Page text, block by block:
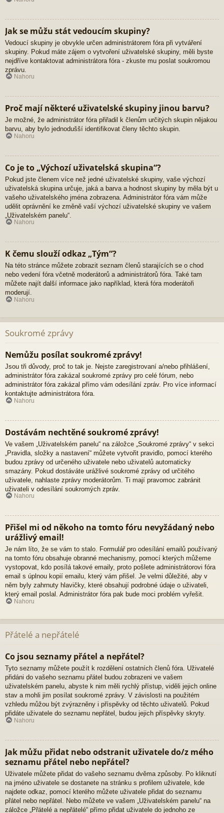
Jak se můžu stát vedoucím skupiny?
Vedoucí skupiny je obvykle určen administrátorem fóra při vytváření
skupiny. Pokud máte zájem o vytvoření uživatelské skupiny, měli byste
nejdříve kontaktovat administrátora fóra - zkuste mu poslat soukromou
zprávu.
Nahoru
Proč mají některé uživatelské skupiny jinou barvu?
Je možné, že administrátor fóra přiřadil k členům určitých skupin nějakou
barvu, aby bylo jednodušší identifikovat členy těchto skupin.
Nahoru
Co je to „Výchozí uživatelská skupina“?
Pokud jste členem více než jedné uživatelské skupiny, vaše výchozí
uživatelská skupina určuje, jaká a barva a hodnost skupiny by měla být u
vašeho uživatelského jména zobrazena. Administrátor fóra vám může
udělit oprávnění ke změně vaší výchozí uživatelské skupiny ve vašem
„Uživatelském panelu“.
Nahoru
K čemu slouží odkaz „Tým“?
Na této stránce můžete zobrazit seznam členů starajících se o chod
nebo vedení fóra včetně moderátorů a administrátorů fóra. Také tam
můžete najít další informace jako například, která fóra moderátoři
moderují.
Nahoru
Soukromé zprávy
Nemůžu posílat soukromé zprávy!
Jsou tři důvody, proč to tak je. Nejste zaregistrovaní a/nebo přihlášení,
administrátor fóra zakázal soukromé zprávy pro celé fórum, nebo
administrátor fóra zakázal přímo vám odesílání zpráv. Pro více informací
kontaktujte administrátora fóra.
Nahoru
Dostávám nechtěné soukromé zprávy!
Ve vašem „Uživatelském panelu“ na záložce „Soukromé zprávy“ v sekci
„Pravidla, složky a nastavení“ můžete vytvořit pravidlo, pomocí kterého
budou zprávy od určeného uživatele nebo uživatelů automaticky
smazány. Pokud dostáváte urážlivé soukromé zprávy od určitého
uživatele, nahlaste zprávy moderátorům. Ti mají pravomoc zabránit
uživateli v odesílání soukromých zpráv.
Nahoru
Přišel mi od někoho na tomto fóru nevyžádaný nebo
urážlivý email!
Je nám líto, že se vám to stalo. Formulář pro odesílání emailů používaný
na tomto fóru obsahuje obranné mechanismy, pomocí kterých můžeme
vystopovat, kdo posílá takové emaily, proto pošlete administrátorovi fóra
email s úplnou kopií emailu, který vám přišel. Je velmi důležité, aby v
něm byly zahrnuty hlavičky, které obsahují podrobné údaje o uživateli,
který email poslal. Administrátor fóra pak bude moci problém vyřešit.
Nahoru
Přátelé a nepřátelé
Co jsou seznamy přátel a nepřátel?
Tyto seznamy můžete použít k rozdělení ostatních členů fóra. Uživatelé
přidáni do vašeho seznamu přátel budou zobrazeni ve vašem
uživatelském panelu, abyste k nim měli rychlý přístup, viděli jejich online
stav a mohli jim posílat soukromé zprávy. V závislosti na použitém
vzhledu můžou být zvýrazněny i příspěvky od těchto uživatelů. Pokud
přidáte uživatele do seznamu nepřátel, budou jejich příspěvky skryty.
Nahoru
Jak můžu přidat nebo odstranit uživatele do/z mého
seznamu přátel nebo nepřátel?
Uživatele můžete přidat do vašeho seznamu dvěma způsoby. Po kliknutí
na jméno uživatele se dostanete na stránku s profilem uživatele, kde
najdete odkaz, pomocí kterého můžete uživatele přidat do seznamu
přátel nebo nepřátel. Nebo můžete ve vašem „Uživatelském panelu“ na
záložce „Přátelé a nepřátelé“ přímo přidat uživatele do jednoho ze